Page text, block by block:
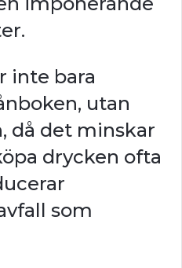
inte bara
utan
då det minskar
drycken ofta
som